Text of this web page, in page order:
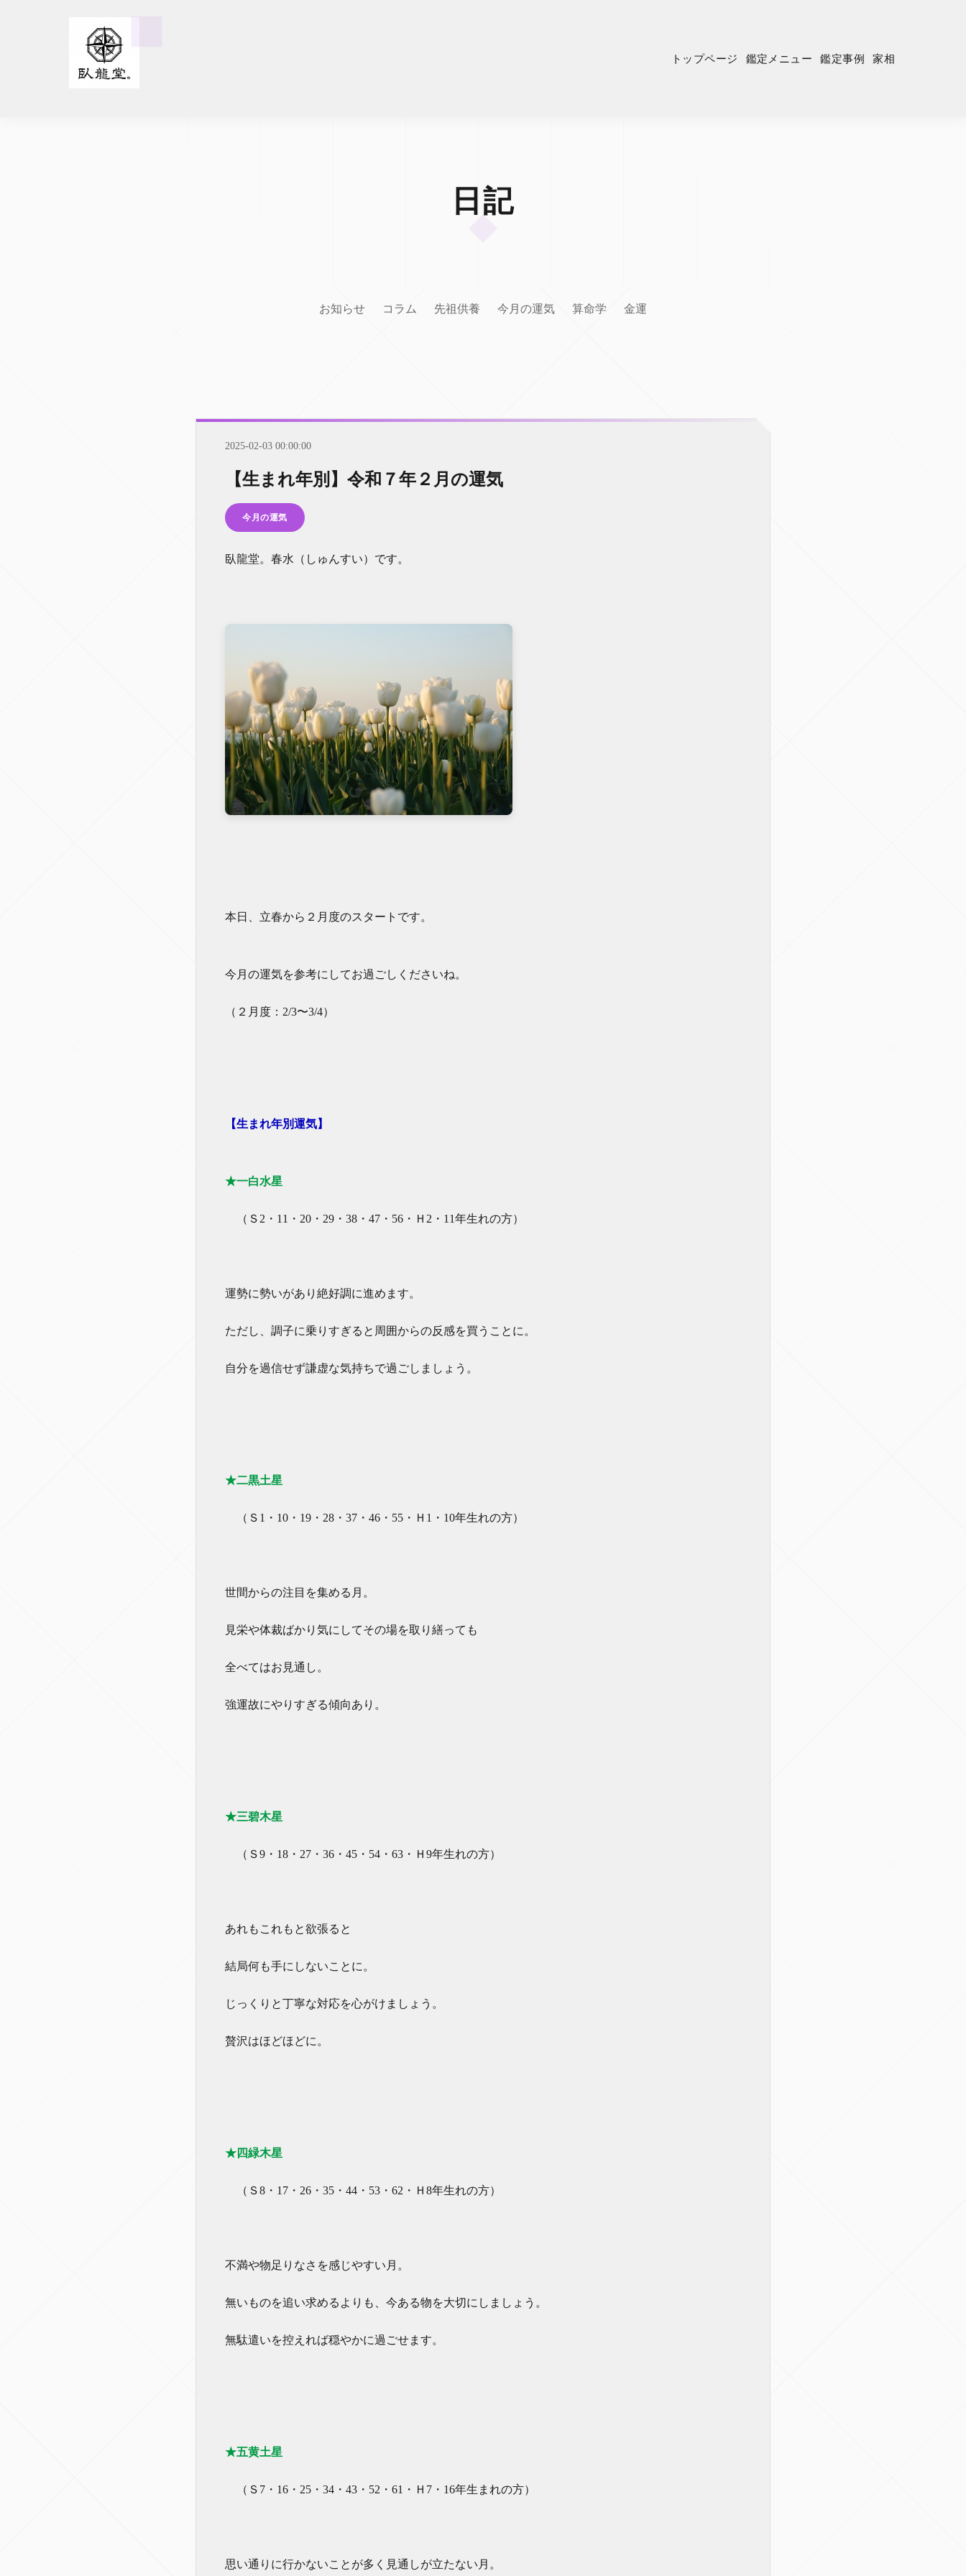
トップページ 鑑定メニュー 鑑定事例 家相
日記
お知らせ コラム 先祖供養 今月の運気 算命学 金運
2025-02-03 00:00:00
【生まれ年別】令和７年２月の運気
今月の運気
臥龍堂。春水（しゅんすい）です。
本日、立春から２月度のスタートです。
今月の運気を参考にしてお過ごしくださいね。
（２月度：2/3〜3/4）
【生まれ年別運気】
★一白水星
（Ｓ2・11・20・29・38・47・56・Ｈ2・11年生れの方）
運勢に勢いがあり絶好調に進めます。
ただし、調子に乗りすぎると周囲からの反感を買うことに。
自分を過信せず謙虚な気持ちで過ごしましょう。
★二黒土星
（Ｓ1・10・19・28・37・46・55・Ｈ1・10年生れの方）
世間からの注目を集める月。
見栄や体裁ばかり気にしてその場を取り繕っても
全べてはお見通し。
強運故にやりすぎる傾向あり。
★三碧木星
（Ｓ9・18・27・36・45・54・63・Ｈ9年生れの方）
あれもこれもと欲張ると
結局何も手にしないことに。
じっくりと丁寧な対応を心がけましょう。
贅沢はほどほどに。
★四緑木星
（Ｓ8・17・26・35・44・53・62・Ｈ8年生れの方）
不満や物足りなさを感じやすい月。
無いものを追い求めるよりも、今ある物を大切にしましょう。
無駄遣いを控えれば穏やかに過ごせます。
★五黄土星
（Ｓ7・16・25・34・43・52・61・Ｈ7・16年生まれの方）
思い通りに行かないことが多く見通しが立たない月。